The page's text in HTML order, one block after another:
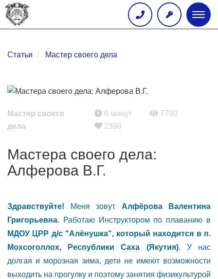
меню
Статьи Мастер своего дела
Мастер своего
дела
6 минут
7790
2398
Мастера своего дела:
Алферова В.Г.
Здравствуйте! Меня зовут Алфёрова Валентина
Григорьевна. Работаю Инструктором по плаванию в
МДОУ ЦРР д/c "Алёнушка", который находится в п.
Мохсоголлох, Республики Саха (Якутия). У нас
долгая и морозная зима, дети не имеют возможности
выходить на прогулку и поэтому занятия физикультурой